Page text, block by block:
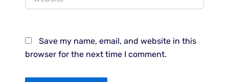
Save my name, email, and website in this
browser for the next time I comment.